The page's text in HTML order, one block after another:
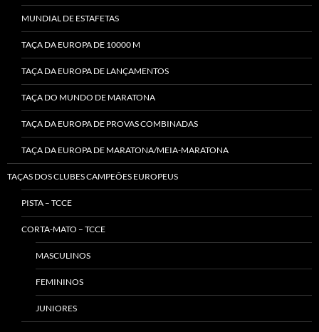
MUNDIAL DE ESTAFETAS
TAÇA DA EUROPA DE 10000 M
TAÇA DA EUROPA DE LANÇAMENTOS
TAÇA DO MUNDO DE MARATONA
TAÇA DA EUROPA DE PROVAS COMBINADAS
TAÇA DA EUROPA DE MARATONA/MEIA-MARATONA
TAÇAS DOS CLUBES CAMPEÕES EUROPEUS
PISTA – TCCE
CORTA-MATO – TCCE
MASCULINOS
FEMININOS
JUNIORES